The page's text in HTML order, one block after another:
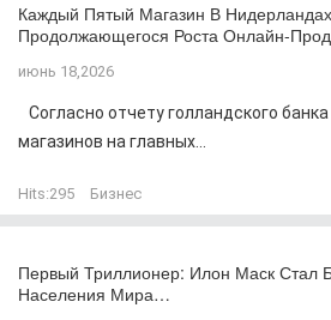
Каждый Пятый Магазин В
Продолжающегося Роста Онлайн-
июнь 18,2026
Согласно отчету голландского банка
магазинов на главных...
Hits:295 Бизнес
Первый Триллионер: Илон Маск Стал
Населения Мира…